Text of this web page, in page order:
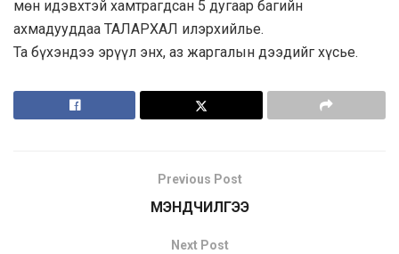
мөн идэвхтэй хамтрагдсан 5 дугаар багийн
ахмадууддаа ТАЛАРХАЛ илэрхийлье.
Та бүхэндээ эрүүл энх, аз жаргалын дээдийг хүсье.
Previous Post
МЭНДЧИЛГЭЭ
Next Post